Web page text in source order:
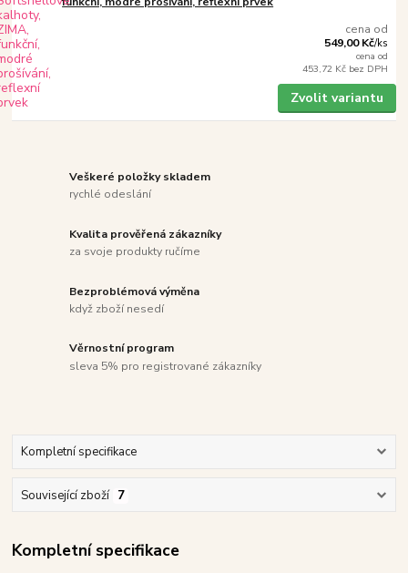
cena od
549,00 Kč/ks
cena od
453,72 Kč bez DPH
Zvolit variantu
Veškeré položky skladem
rychlé odeslání
Kvalita prověřená zákazníky
za svoje produkty ručíme
Bezproblémová výměna
když zboží nesedí
Věrnostní program
sleva 5% pro registrované zákazníky
Kompletní specifikace
Související zboží 7
Kompletní specifikace